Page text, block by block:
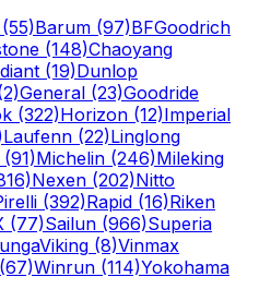
(55)Barum (97)BFGoodrich
(148)Chaoyang
(19)Dunlop
General (23)Goodride
(322)Horizon (12)Imperial
Laufenn (22)Linglong
(91)Michelin (246)Mileking
Nexen (202)Nitto
(392)Rapid (16)Riken
(77)Sailun (966)Superia
Viking (8)Vinmax
(67)Winrun (114)Yokohama